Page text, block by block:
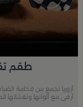
طقم
أزوريا تجمع بين فخامة
أرقى مع ألوانها ونقشاتها